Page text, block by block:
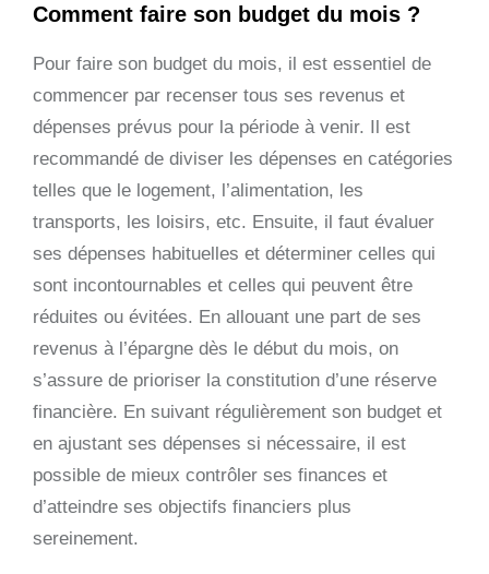
Comment faire son budget du mois ?
Pour faire son budget du mois, il est essentiel de
commencer par recenser tous ses revenus et
dépenses prévus pour la période à venir. Il est
recommandé de diviser les dépenses en catégories
telles que le logement, l’alimentation, les
transports, les loisirs, etc. Ensuite, il faut évaluer
ses dépenses habituelles et déterminer celles qui
sont incontournables et celles qui peuvent être
réduites ou évitées. En allouant une part de ses
revenus à l’épargne dès le début du mois, on
s’assure de prioriser la constitution d’une réserve
financière. En suivant régulièrement son budget et
en ajustant ses dépenses si nécessaire, il est
possible de mieux contrôler ses finances et
d’atteindre ses objectifs financiers plus
sereinement.